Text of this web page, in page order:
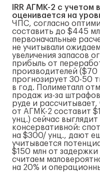
IRR АГМК-2 с учетом
оценивается на
ЧПС, согласно
составить до $445
первоначальные
не учитывали
увеличения запасов
прибыль от
производителей
прогнозирует 30-50
в год. Полиметалл
продаж из-за
руде и
от АГМК-2 составит
унц.) сейчас
консервативной:
на $300/ унц., дают
учитывается
$150 млн от
считаем
на 20% и